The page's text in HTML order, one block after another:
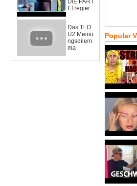
DIE PART
EI regier...
Das TLO
U2 Meinu
ngsdilem
ma
Popular